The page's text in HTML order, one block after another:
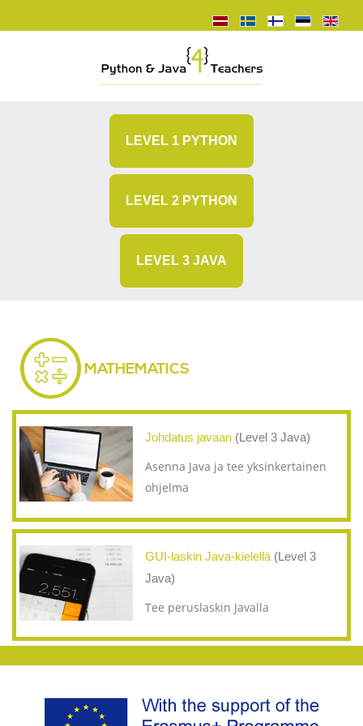
LEVEL 1 PYTHON
LEVEL 2 PYTHON
LEVEL 3 JAVA
MATHEMATICS
Johdatus javaan (Level 3 Java)
Asenna Java ja tee yksinkertainen
ohjelma
GUI-laskin Java-kielellä (Level 3
Java)
Tee peruslaskin Javalla